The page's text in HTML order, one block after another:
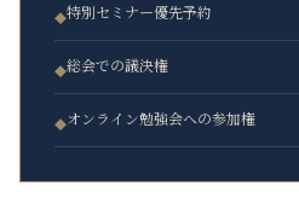
◆特別セミナー優先予約
◆総会での議決権
◆オンライン勉強会への参加権